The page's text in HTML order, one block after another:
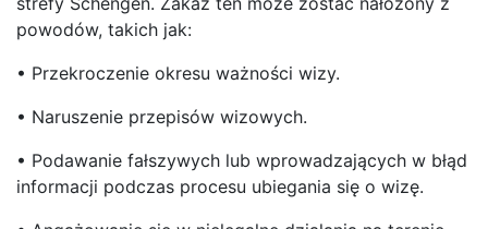
powodów, takich jak:
• Przekroczenie okresu ważności wizy.
• Naruszenie przepisów wizowych.
• Podawanie fałszywych lub wprowadzających w błąd
informacji podczas procesu ubiegania się o wizę.